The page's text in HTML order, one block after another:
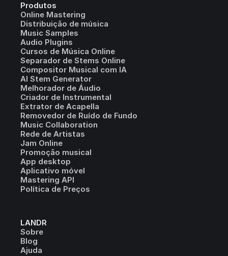
Produtos
Online Mastering
Distribuição de música
Music Samples
Audio Plugins
Cursos de Música Online
Separador de Stems Online
Compositor Musical com IA
AI Stem Generator
Melhorador de Áudio
Criador de Instrumental
Extrator de Acapella
Removedor de Ruído de Fundo
Music Collaboration
Rede de Artistas
Jam Online
Promoção musical
App desktop
Aplicativo móvel
Mastering API
Política de Preços
LANDR
Sobre
Blog
Ajuda